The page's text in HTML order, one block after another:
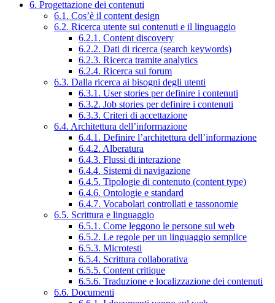
6. Progettazione dei contenuti
6.1. Cos’è il content design
6.2. Ricerca utente sui contenuti e il linguaggio
6.2.1. Content discovery
6.2.2. Dati di ricerca (search keywords)
6.2.3. Ricerca tramite analytics
6.2.4. Ricerca sui forum
6.3. Dalla ricerca ai bisogni degli utenti
6.3.1. User stories per definire i contenuti
6.3.2. Job stories per definire i contenuti
6.3.3. Criteri di accettazione
6.4. Architettura dell’informazione
6.4.1. Definire l’architettura dell’informazione
6.4.2. Alberatura
6.4.3. Flussi di interazione
6.4.4. Sistemi di navigazione
6.4.5. Tipologie di contenuto (content type)
6.4.6. Ontologie e standard
6.4.7. Vocabolari controllati e tassonomie
6.5. Scrittura e linguaggio
6.5.1. Come leggono le persone sul web
6.5.2. Le regole per un linguaggio semplice
6.5.3. Microtesti
6.5.4. Scrittura collaborativa
6.5.5. Content critique
6.5.6. Traduzione e localizzazione dei contenuti
6.6. Documenti